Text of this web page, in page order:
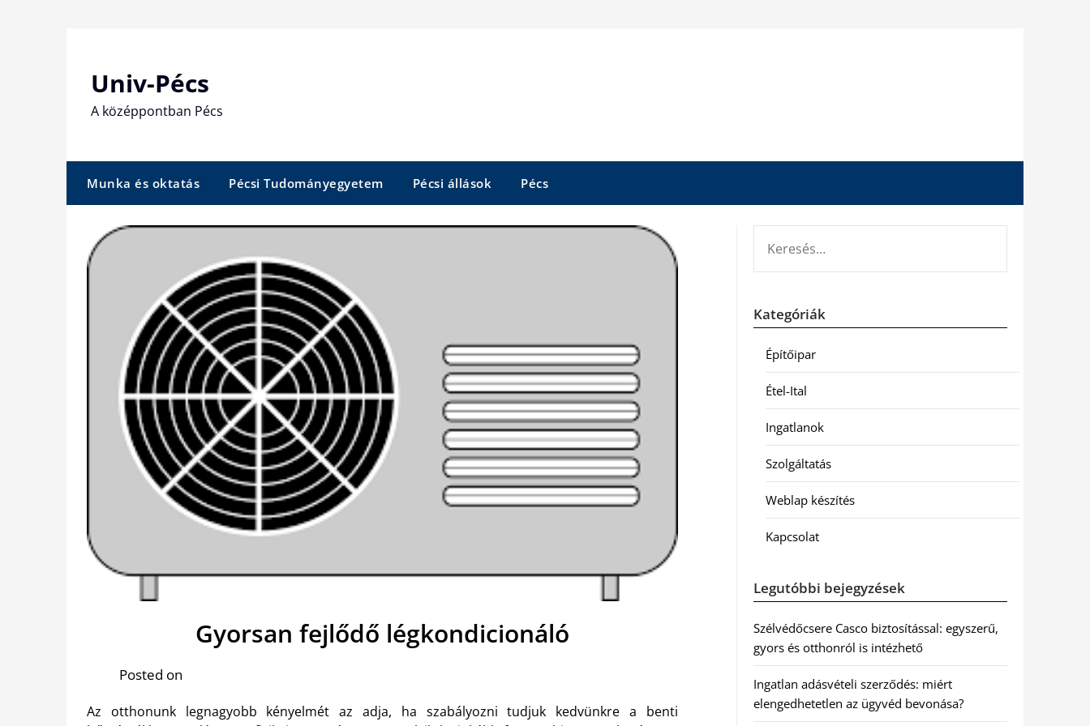
Univ-Pécs
A középpontban Pécs
Munka és oktatás Pécsi Tudományegyetem Pécsi állások Pécs
Gyorsan fejlődő légkondicionáló
Posted on
Az otthonunk legnagyobb kényelmét az adja, ha szabályozni tudjuk kedvünkre a benti
Kategóriák
Építőipar
Étel-Ital
Ingatlanok
Szolgáltatás
Weblap készítés
Kapcsolat
Legutóbbi bejegyzések
Szélvédőcsere Casco biztosítással: egyszerű,
gyors és otthonról is intézhető
Ingatlan adásvételi szerződés: miért
elengedhetetlen az ügyvéd bevonása?